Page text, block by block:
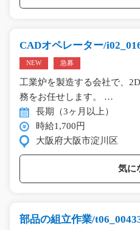
CADオペレーター/
NEW 急募
工業炉を製造する会社で、
務をお任せします。 …
長期（3ヶ月以上）
時給1,700円
大阪府大阪市淀川区
気に
部品の組立作業/